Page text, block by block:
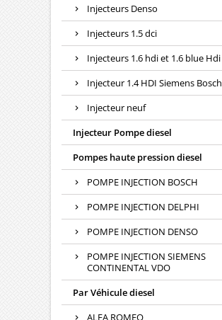
Injecteurs Denso
Injecteurs 1.5 dci
Injecteurs 1.6 hdi et 1.6 blue Hdi
Injecteur 1.4 HDI Siemens Bosch
Injecteur neuf
Injecteur Pompe diesel
Pompes haute pression diesel
POMPE INJECTION BOSCH
POMPE INJECTION DELPHI
POMPE INJECTION DENSO
POMPE INJECTION SIEMENS
CONTINENTAL VDO
Par Véhicule diesel
ALFA ROMEO